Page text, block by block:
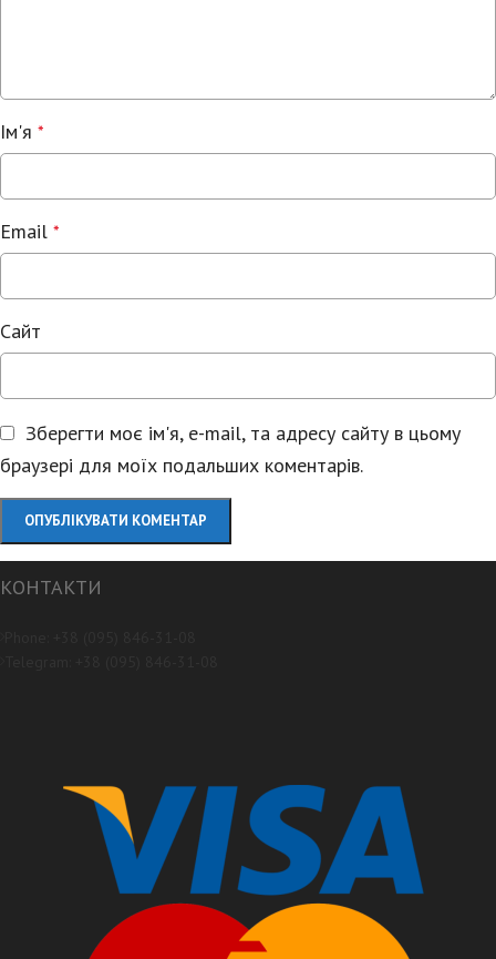
Ім'я *
Email *
Сайт
Зберегти моє ім'я, e-mail, та адресу сайту в цьому
браузері для моїх подальших коментарів.
КОНТАКТИ